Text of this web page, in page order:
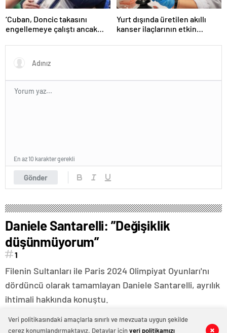
0 0
‘Cuban, Doncic takasını
engellemeye çalıştı ancak
Haberleri
Yurt dışında üretilen akıllı
kanser ilaçlarının etkin
geliştirildi | Sağlık Haberleri
Gönder
En az 10 karakter gerekli
Daniele Santarelli: ”Değişiklik
düşünmüyorum”
1
Filenin Sultanları ile Paris 2024 Olimpiyat Oyunları'nı
dördüncü olarak tamamlayan Daniele Santarelli, ayrılık
ihtimali hakkında konuştu.
0 0
Veri politikasındaki amaçlarla sınırlı ve mevzuata uygun şekilde
çerez konumlandırmaktayız. Detaylar içinveri politikamızı